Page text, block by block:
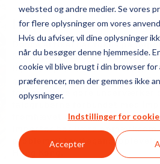
websted og andre medier. Se vores
for flere oplysninger om vores
Hvis du afviser, vil dine oplysninger
når du besøger denne hjemmeside.
cookie vil blive brugt i din browser for
præferencer, men der gemmes ikke
oplysninger.
Indstillinger for
Accepter
NYBEGYNDERENS KOMPLETTE
Import fra Hong
Denne artikel har fokus på
Som nybegynder er
ligetil, og det er nemt at ryge i
gennem transportprocessen.
forberedelse gøre underværker
faldgruberne forbundet med
fremhævet de væsentligste
importør bør være opmærksom
problemfri
Hong Kong.